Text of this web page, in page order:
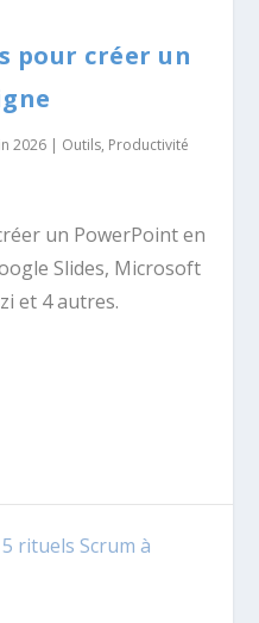
pour créer un
2026 | Outils, Productivité
un PowerPoint en
Slides, Microsoft
et 4 autres.